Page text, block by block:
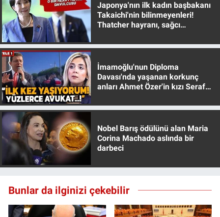
Japonya'nın ilk kadın başbakanı
Takaichi'nin bilinmeyenleri!
Thatcher hayranı, sağcı
İmamoğlu'nun Diploma
Davası'nda yaşanan korkunç
anları Ahmet Özer'in kızı Seraf
Nobel Barış ödülünü alan Maria
Corina Machado aslında bir
darbeci
Bunlar da ilginizi çekebilir